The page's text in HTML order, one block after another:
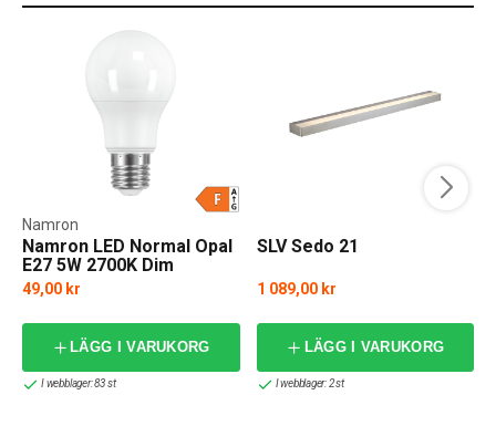
Namron LED Normal Opal
E27 5W 2700K Dim
Namron
49,00 kr
LÄGG I VARUKORG
I webblager: 83 st
SLV Sedo 21
1 089,00 kr
LÄGG I VARUKORG
I webblager: 2 st